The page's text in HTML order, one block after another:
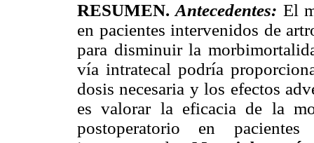
RESUMEN.Antecedentes: El
en pacientes intervenidos de
para disminuir la
vía intratecal podría
dosis necesaria y los efectos
es valorar la eficacia de la
postoperatorio en